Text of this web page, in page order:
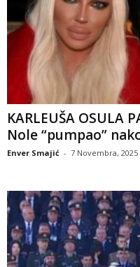
KARLEUŠA OSULA
Nole “pumpao”
Enver Smajić - 7 Novembra, 2025